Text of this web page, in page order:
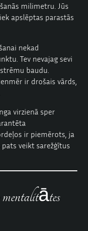
milimetru. Jūs
apslēptas parastās
nekad
Tev nevajag sevi
baudu.
ir drošais vārds,
virzienā sper
ir piemērots, ja
veikt sarežģītus